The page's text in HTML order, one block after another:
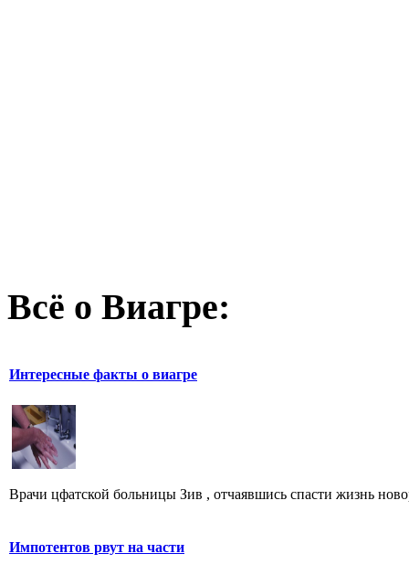
Всё о Виагре:
Интересные факты о виагре
Врачи цфатской больницы Зив , отчаявшись спасти жизнь
Импотентов рвут на части